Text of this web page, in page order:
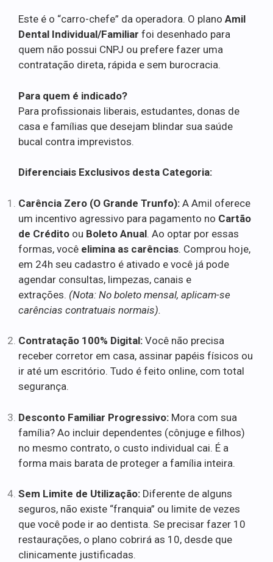
Este é o “carro-chefe” da operadora. O plano Amil
Dental Individual/Familiar foi desenhado para
quem não possui CNPJ ou prefere fazer uma
contratação direta, rápida e sem burocracia.
Para quem é indicado?
Para profissionais liberais, estudantes, donas de
casa e famílias que desejam blindar sua saúde
bucal contra imprevistos.
Diferenciais Exclusivos desta Categoria:
Carência Zero (O Grande Trunfo): A Amil oferece
um incentivo agressivo para pagamento no Cartão
de Crédito ou Boleto Anual. Ao optar por essas
formas, você elimina as carências. Comprou hoje,
em 24h seu cadastro é ativado e você já pode
agendar consultas, limpezas, canais e
extrações. (Nota: No boleto mensal, aplicam-se
carências contratuais normais).
Contratação 100% Digital: Você não precisa
receber corretor em casa, assinar papéis físicos ou
ir até um escritório. Tudo é feito online, com total
segurança.
Desconto Familiar Progressivo: Mora com sua
família? Ao incluir dependentes (cônjuge e filhos)
no mesmo contrato, o custo individual cai. É a
forma mais barata de proteger a família inteira.
Sem Limite de Utilização: Diferente de alguns
seguros, não existe “franquia” ou limite de vezes
que você pode ir ao dentista. Se precisar fazer 10
restaurações, o plano cobrirá as 10, desde que
clinicamente justificadas.